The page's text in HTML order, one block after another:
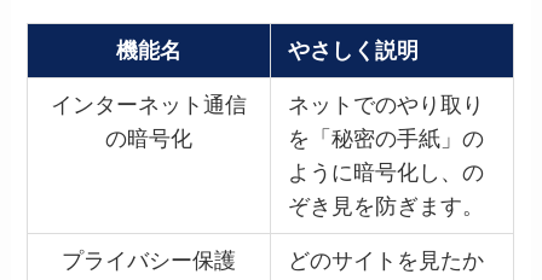
機能名 やさしく説明
インターネット通信
の暗号化
ネットでのやり取り
を「秘密の手紙」の
ように暗号化し、の
ぞき見を防ぎます。
プライバシー保護
どのサイトを見たか